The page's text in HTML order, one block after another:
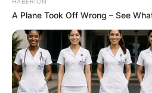
A Plane Took Off Wrong – See